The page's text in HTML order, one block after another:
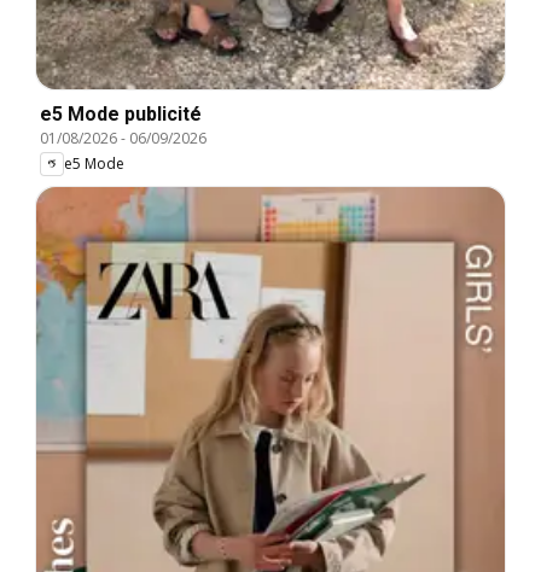
e5 Mode publicité
01/08/2026- 06/09/2026
e5 Mode